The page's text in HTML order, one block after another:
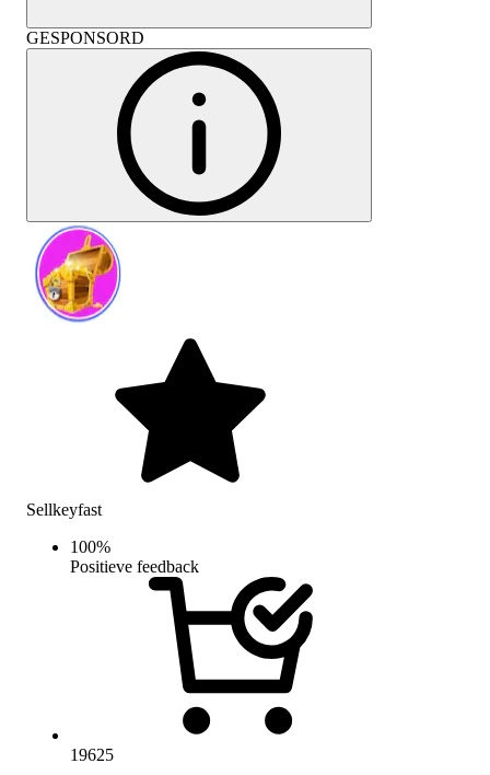
GESPONSORD
Sellkeyfast
100%
Positieve feedback
19625